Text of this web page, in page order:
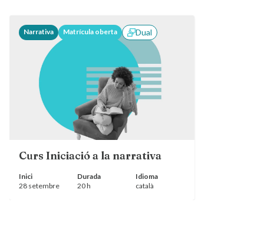
Narrativa Matrícula oberta Dual
Curs Iniciació a la narrativa
Inici
28 setembre
Durada
20 h
Idioma
català